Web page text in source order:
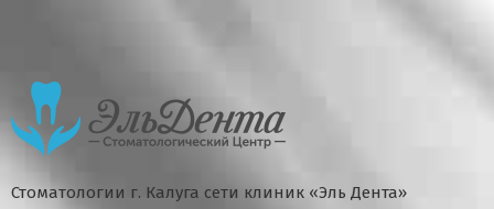
Стоматологии г. Калуга сети клиник «Эль Дента»